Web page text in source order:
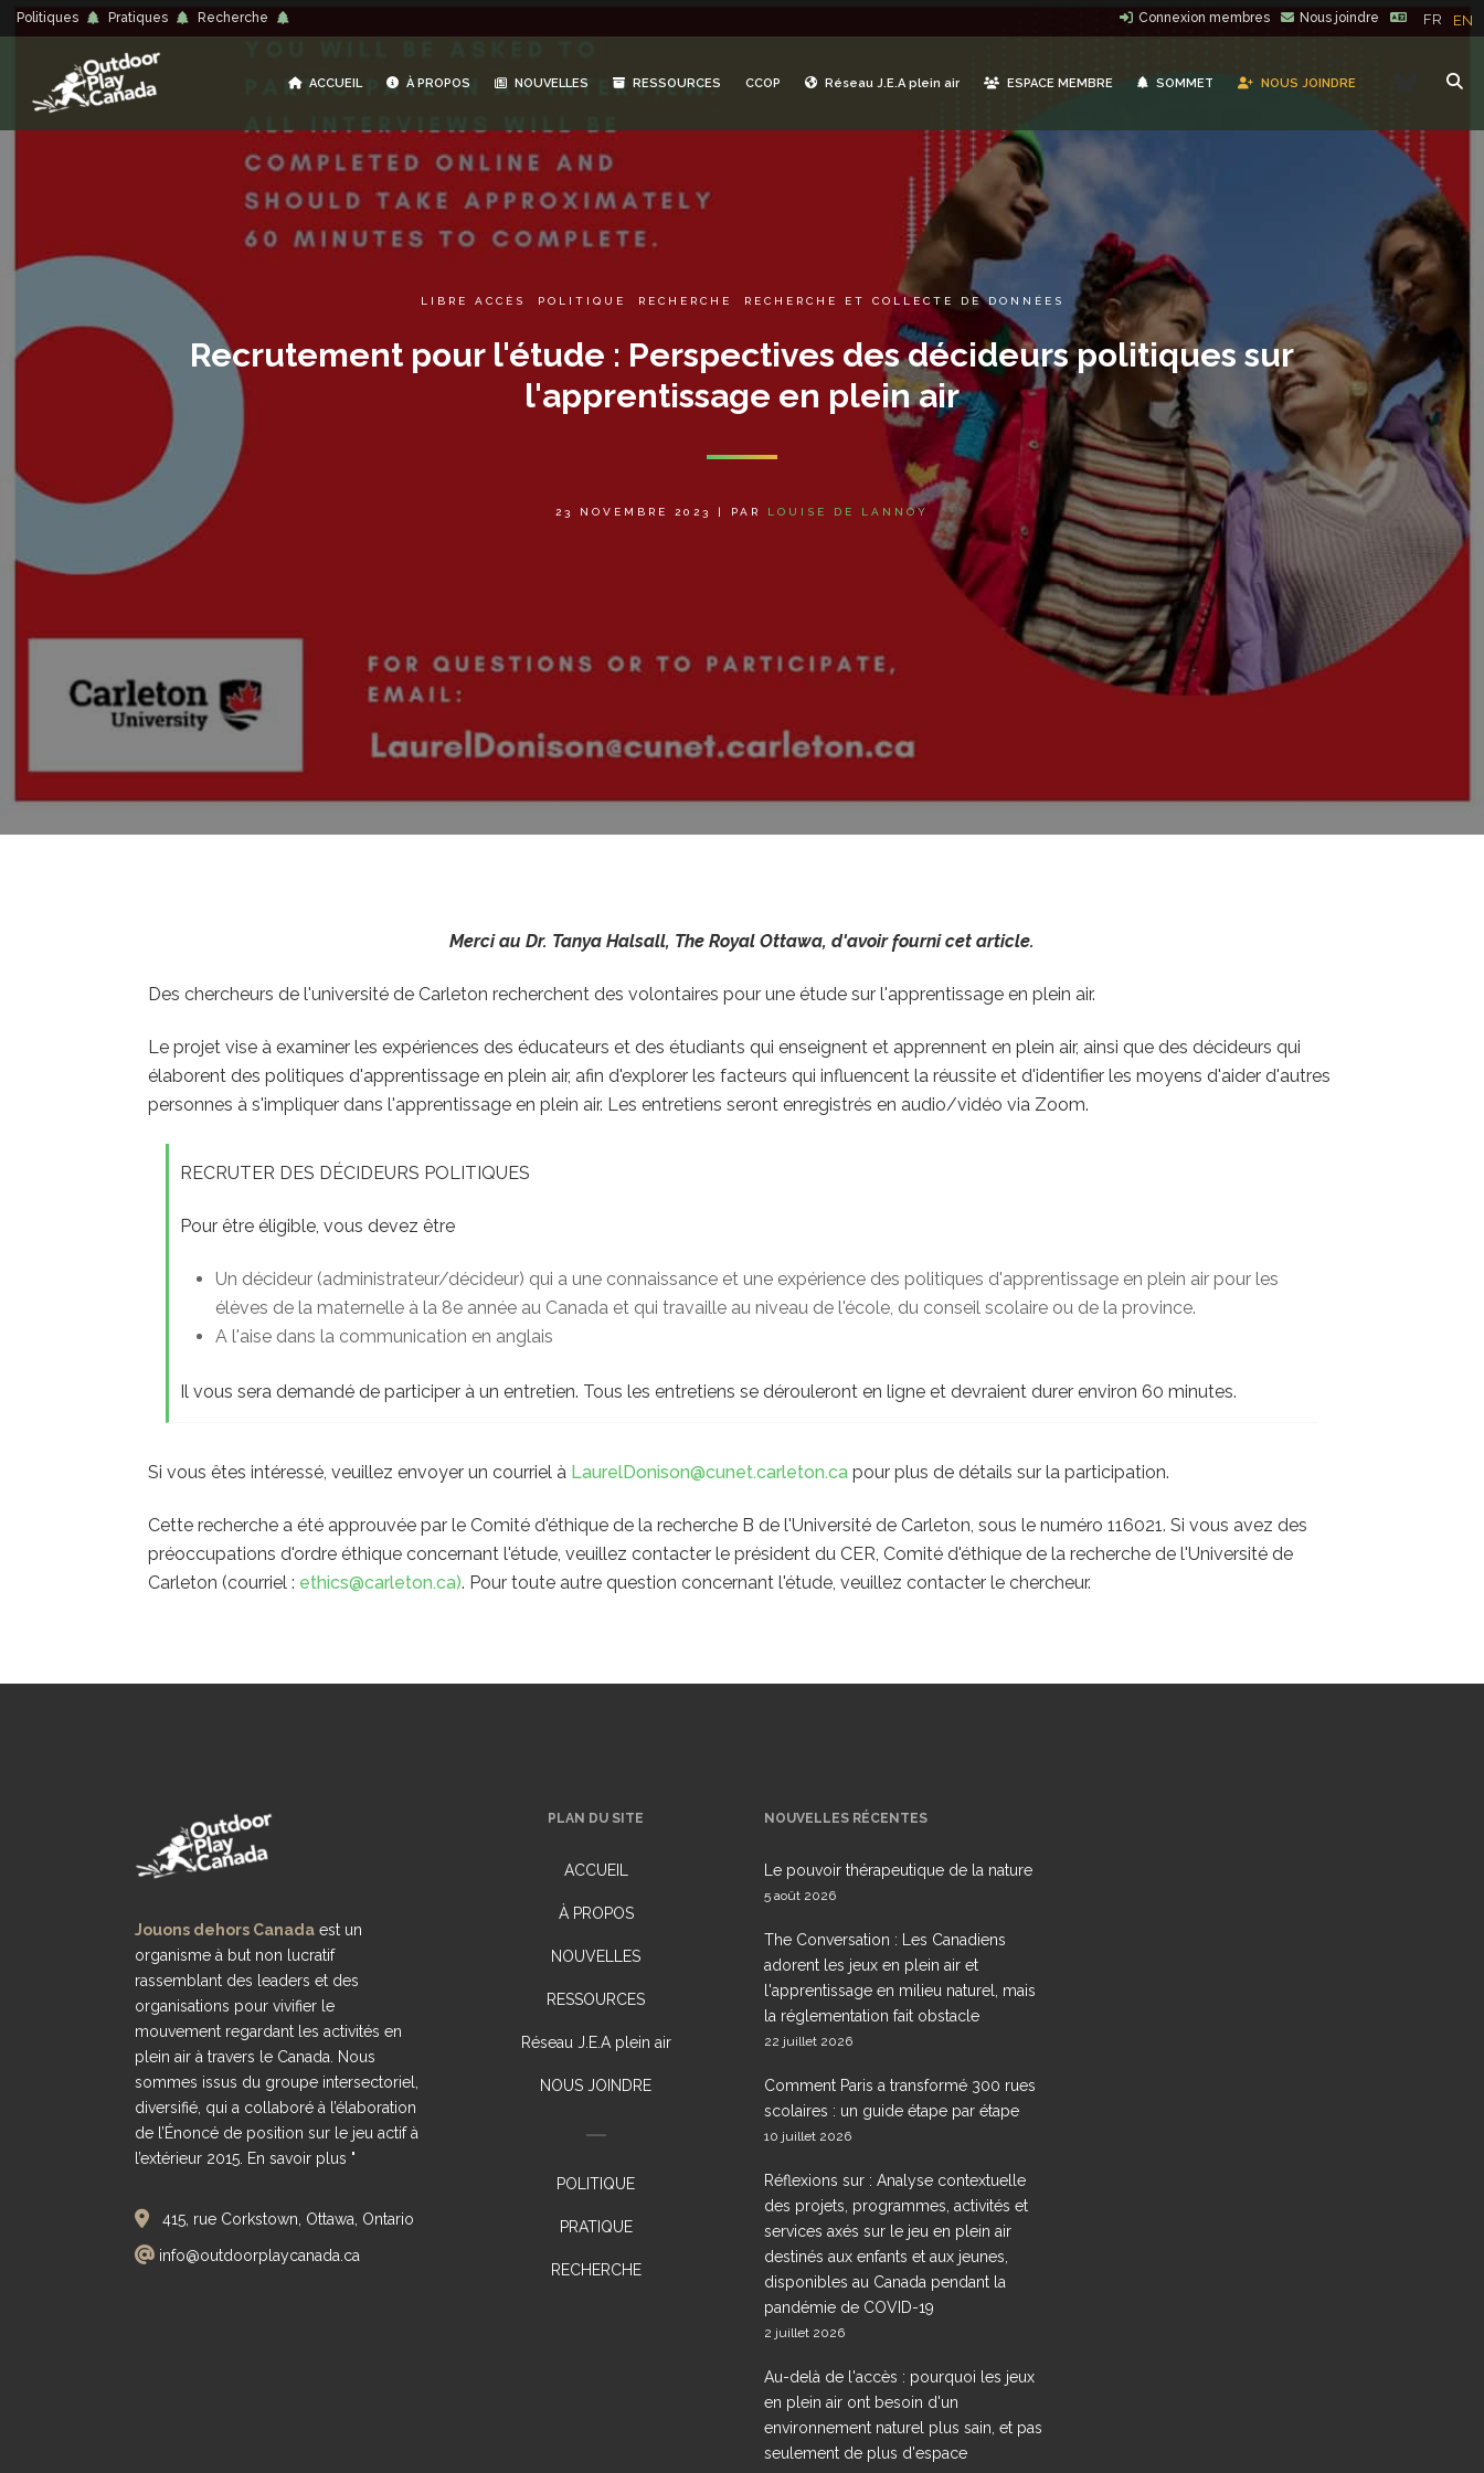
Politiques Pratiques Recherche Connexion membres Nous joindre FR EN
ACCUEIL À PROPOS NOUVELLES RESSOURCES CCOP Réseau J.E.A plein air ESPACE MEMBRE SOMMET NOUS JOINDRE
LIBRE ACCÈS POLITIQUE RECHERCHE RECHERCHE ET COLLECTE DE DONNÉES
Recrutement pour l'étude : Perspectives des décideurs politiques sur
l'apprentissage en plein air
23 NOVEMBRE 2023 | PAR LOUISE DE LANNOY
Merci au Dr. Tanya Halsall, The Royal Ottawa, d'avoir fourni cet article.
Des chercheurs de l'université de Carleton recherchent des volontaires pour une étude sur l'apprentissage en plein air.
Le projet vise à examiner les expériences des éducateurs et des étudiants qui enseignent et apprennent en plein air, ainsi que des décideurs qui
élaborent des politiques d'apprentissage en plein air, afin d'explorer les facteurs qui influencent la réussite et d'identifier les moyens d'aider d'autres
personnes à s'impliquer dans l'apprentissage en plein air. Les entretiens seront enregistrés en audio/vidéo via Zoom.
RECRUTER DES DÉCIDEURS POLITIQUES
Pour être éligible, vous devez être
Un décideur (administrateur/décideur) qui a une connaissance et une expérience des politiques d'apprentissage en plein air pour les
élèves de la maternelle à la 8e année au Canada et qui travaille au niveau de l'école, du conseil scolaire ou de la province.
A l'aise dans la communication en anglais
Il vous sera demandé de participer à un entretien. Tous les entretiens se dérouleront en ligne et devraient durer environ 60 minutes.
Si vous êtes intéressé, veuillez envoyer un courriel à LaurelDonison@cunet.carleton.ca pour plus de détails sur la participation.
Cette recherche a été approuvée par le Comité d'éthique de la recherche B de l'Université de Carleton, sous le numéro 116021. Si vous avez des
préoccupations d'ordre éthique concernant l'étude, veuillez contacter le président du CER, Comité d'éthique de la recherche de l'Université de
Carleton (courriel : ethics@carleton.ca). Pour toute autre question concernant l'étude, veuillez contacter le chercheur.
Jouons dehors Canada est un
organisme à but non lucratif
rassemblant des leaders et des
organisations pour vivifier le
mouvement regardant les activités en
plein air à travers le Canada. Nous
sommes issus du groupe intersectoriel,
diversifié, qui a collaboré à l’élaboration
de l’Énoncé de position sur le jeu actif à
l’extérieur 2015. En savoir plus "
415, rue Corkstown, Ottawa, Ontario
info@outdoorplaycanada.ca
PLAN DU SITE
ACCUEIL
À PROPOS
NOUVELLES
RESSOURCES
Réseau J.E.A plein air
NOUS JOINDRE
POLITIQUE
PRATIQUE
RECHERCHE
NOUVELLES RÉCENTES
Le pouvoir thérapeutique de la nature
5 août 2026
The Conversation : Les Canadiens
adorent les jeux en plein air et
l'apprentissage en milieu naturel, mais
la réglementation fait obstacle
22 juillet 2026
Comment Paris a transformé 300 rues
scolaires : un guide étape par étape
10 juillet 2026
Réflexions sur : Analyse contextuelle
des projets, programmes, activités et
services axés sur le jeu en plein air
destinés aux enfants et aux jeunes,
disponibles au Canada pendant la
pandémie de COVID-19
2 juillet 2026
Au-delà de l'accès : pourquoi les jeux
en plein air ont besoin d'un
environnement naturel plus sain, et pas
seulement de plus d'espace